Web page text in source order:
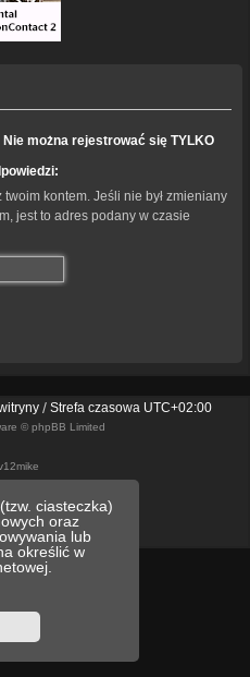
ciasteczka)
oraz
lub
określić w
można rejestrować się TYLKO
kontem. Jeśli nie był zmieniany
jest to adres podany w czasie
Strefa czasowa UTC+02:00
© phpBB Limited